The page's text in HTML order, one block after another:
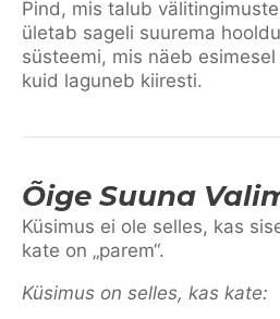
Pind, mis talub
ületab sageli suurema
süsteemi, mis näeb
kuid laguneb kiiresti.
Õige Suuna
Küsimus ei ole selles, kas
kate on „parem“.
Küsimus on selles, kas kate: